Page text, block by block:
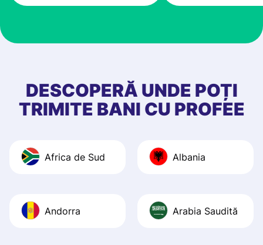
at Profee is very
first started
app, and they
quick to provide
DESCOPERĂ UNDE POȚI
TRIMITE BANI CU PROFEE
Africa de Sud Albania
Andorra Arabia Saudită